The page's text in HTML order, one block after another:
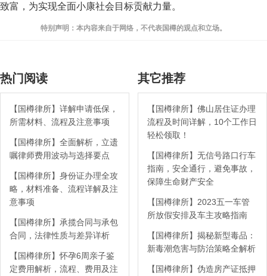
致富，为实现全面小康社会目标贡献力量。
特别声明：本内容来自于网络，不代表国樽的观点和立场。
热门阅读
【国樽律所】详解申请低保，
所需材料、流程及注意事项
【国樽律所】全面解析，立遗
嘱律师费用波动与选择要点
【国樽律所】身份证办理全攻
略，材料准备、流程详解及注
意事项
【国樽律所】承揽合同与承包
合同，法律性质与差异详析
【国樽律所】怀孕6周亲子鉴
定费用解析，流程、费用及注
其它推荐
【国樽律所】佛山居住证办理
流程及时间详解，10个工作日
轻松领取！
【国樽律所】无信号路口行车
指南，安全通行，避免事故，
保障生命财产安全
【国樽律所】2023五一车管
所放假安排及车主攻略指南
【国樽律所】揭秘新型毒品：
新毒潮危害与防治策略全解析
【国樽律所】伪造房产证抵押